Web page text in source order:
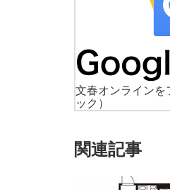
文春オンラインを
ック）
関連記事